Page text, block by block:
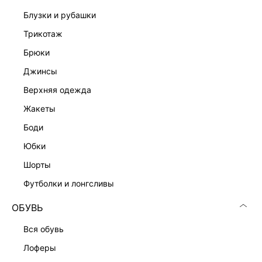
блузки и рубашки
трикотаж
брюки
джинсы
верхняя одежда
жакеты
боди
юбки
шорты
футболки и лонгсливы
ОБУВЬ
вся обувь
лоферы
КАТАЛОГ
КОМПАНИЯ
ЛИЧНЫЙ КАБИНЕТ